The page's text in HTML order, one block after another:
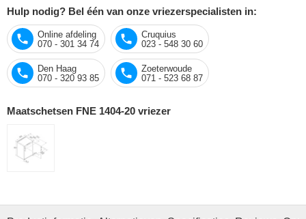
Hulp nodig? Bel één van onze vriezerspecialisten in:
Online afdeling
070 - 301 34 74
Cruquius
023 - 548 30 60
Den Haag
070 - 320 93 85
Zoeterwoude
071 - 523 68 87
Maatschetsen FNE 1404-20 vriezer